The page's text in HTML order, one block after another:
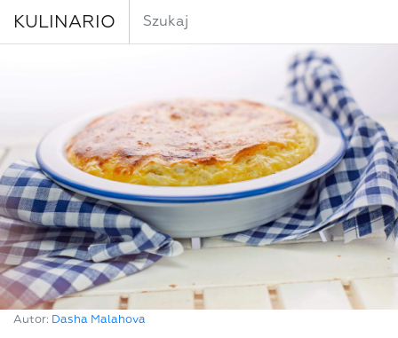
KULINARIO
Autor: Dasha Malahova